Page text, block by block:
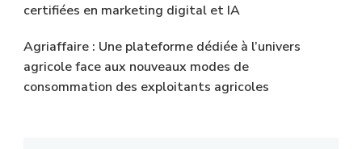
certifiées en marketing digital et IA
Agriaffaire : Une plateforme dédiée à l’univers
agricole face aux nouveaux modes de
consommation des exploitants agricoles